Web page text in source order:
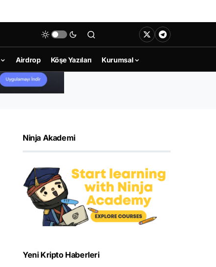
Airdrop Köşe Yazıları Kurumsal
Ninja Akademi
Yeni Kripto Haberleri